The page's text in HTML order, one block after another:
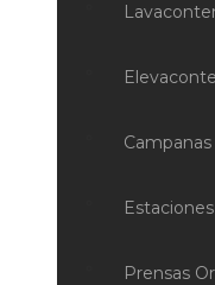
Campanas
Prensas